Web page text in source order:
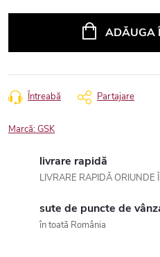
ADĂUGA
Întreabă Partajare
Marcă:GSK
livrare rapidă
LIVRARE RAPIDĂ ORIUNDE
sute de puncte de
în toată România